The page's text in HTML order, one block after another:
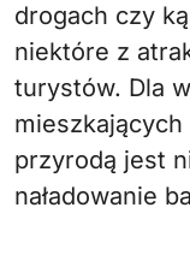
drogach czy
niektóre z
turystów. Dla
przyrodą jest
naładowanie